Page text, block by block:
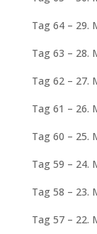
Tag 64 – 29.
Tag 63 – 28.
Tag 62 – 27.
Tag 61 – 26.
Tag 60 – 25.
Tag 59 – 24.
Tag 58 – 23.
Tag 57 – 22.